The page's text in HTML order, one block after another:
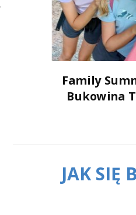
Family
Bukowina
JAK SIĘ